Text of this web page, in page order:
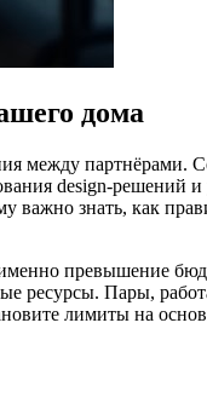
дома
между партнёрами.
design-решений
знать, как
превышение
ресурсы. Пары,
лимиты на